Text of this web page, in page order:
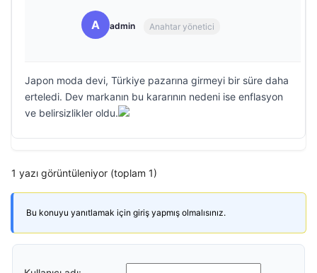
A admin Anahtar yönetici
Japon moda devi, Türkiye pazarına girmeyi bir süre daha
erteledi. Dev markanın bu kararının nedeni ise enflasyon
ve belirsizlikler oldu.
1 yazı görüntüleniyor (toplam 1)
Bu konuyu yanıtlamak için giriş yapmış olmalısınız.